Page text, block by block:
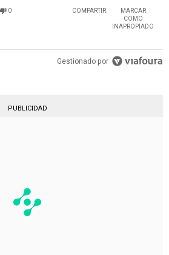
0 COMPARTIR
MARCAR
COMO
INAPROPIADO
Gestionado por
PUBLICIDAD